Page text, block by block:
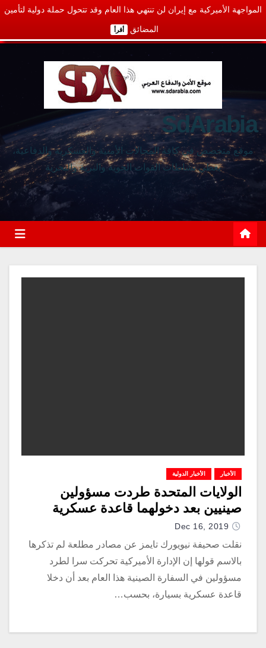
المواجهة الأميركية مع إيران لن تنتهي هذا العام وقد تتحول حملة دولية لتأمين
المضائق أقرأ
SdArabia
موقع متخصص في كافة المجالات الأمنية والعسكرية والدفاعية،
يغطي نشاطات القوات الجوية والبرية والبحرية
الأخبار الأخبار الدولية
الولايات المتحدة طردت مسؤولين
صينيين بعد دخولهما قاعدة عسكرية
Dec 16, 2019
نقلت صحيفة نيويورك تايمز عن مصادر مطلعة لم تذكرها
بالاسم قولها إن الإدارة الأميركية تحركت سرا لطرد
مسؤولين في السفارة الصينية هذا العام بعد أن دخلا
قاعدة عسكرية بسيارة، بحسب…